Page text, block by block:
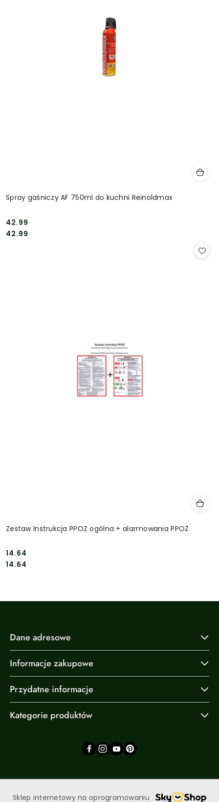
Spray gaśniczy AF 750ml do kuchni Reinoldmax
Cena:
42.99
Cena:
42.99
Zestaw Instrukcja PPOZ ogólna + alarmowania PPOŻ
Cena:
14.64
Cena:
14.64
Dane adresowe
Informacje zakupowe
Przydatne informacje
Kategorie produktów
Sklep internetowy na oprogramowaniu